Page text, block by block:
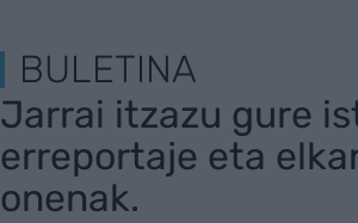
BULETINA
Jarrai itzazu gure
erreportaje eta
onenak.